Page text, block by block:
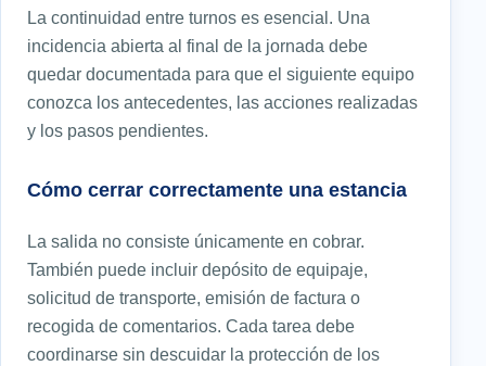
La continuidad entre turnos es esencial. Una
incidencia abierta al final de la jornada debe
quedar documentada para que el siguiente equipo
conozca los antecedentes, las acciones realizadas
y los pasos pendientes.
Cómo cerrar correctamente una estancia
La salida no consiste únicamente en cobrar.
También puede incluir depósito de equipaje,
solicitud de transporte, emisión de factura o
recogida de comentarios. Cada tarea debe
coordinarse sin descuidar la protección de los